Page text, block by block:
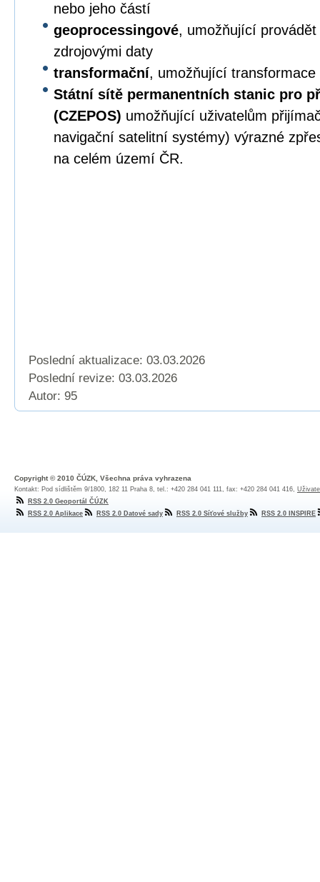
nebo jeho částí
geoprocessingové, umožňující
zdrojovými daty
transformační, umožňující transformace
Státní sítě permanentních stanic pro
(CZEPOS) umožňující uživatelům
navigační satelitní systémy) výrazné
na celém území ČR.
Poslední aktualizace: 03.03.2026
Poslední revize: 03.03.2026
Autor: 95
Copyright © 2010 ČÚZK, Všechna práva vyhrazena
Kontakt: Pod sídlištěm 9/1800, 182 11 Praha 8, tel.: +420 284 041 111, fax: +420 284 041 416,
RSS 2.0 Geoportál ČÚZK
RSS 2.0 Aplikace
RSS 2.0 Datové sady RSS 2.0 Síťové služby RSS 2.0 INSPIRE